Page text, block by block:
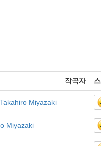
작곡자 스
Miyazaki
Miyazaki